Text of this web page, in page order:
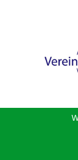
Grüße vom
Hunde
Danke an die
Vorstand
Satzung